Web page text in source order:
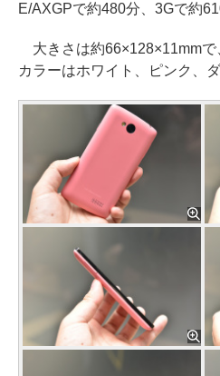
E/AXGPで約480分、3Gで約
大きさは約66×128×11mmで
カラーはホワイト、ピンク、